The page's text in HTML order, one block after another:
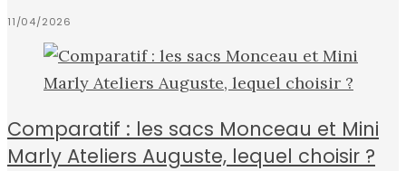
11/04/2026
Comparatif : les sacs Monceau et Mini
Marly Ateliers Auguste, lequel choisir ?